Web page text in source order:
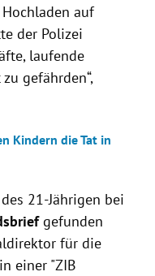
Hochladen auf
der Polizei
laufende
gefährden“,
Kindern die Tat in
21-Jährigen bei
gefunden
für die
einer "ZIB